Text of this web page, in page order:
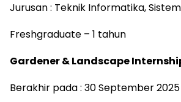
Jurusan : Teknik Informatika,
Freshgraduate – 1 tahun
Gardener & Landscape
Berakhir pada : 30 September 2025